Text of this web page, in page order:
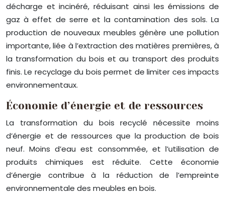
décharge et incinéré, réduisant ainsi les émissions de
gaz à effet de serre et la contamination des sols. La
production de nouveaux meubles génère une pollution
importante, liée à l’extraction des matières premières, à
la transformation du bois et au transport des produits
finis. Le recyclage du bois permet de limiter ces impacts
environnementaux.
Économie d’énergie et de ressources
La transformation du bois recyclé nécessite moins
d’énergie et de ressources que la production de bois
neuf. Moins d’eau est consommée, et l’utilisation de
produits chimiques est réduite. Cette économie
d’énergie contribue à la réduction de l’empreinte
environnementale des meubles en bois.